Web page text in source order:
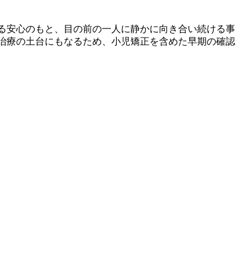
心のもと、目の前の一人に静かに向き合い続ける事
の土台にもなるため、小児矯正を含めた早期の確認